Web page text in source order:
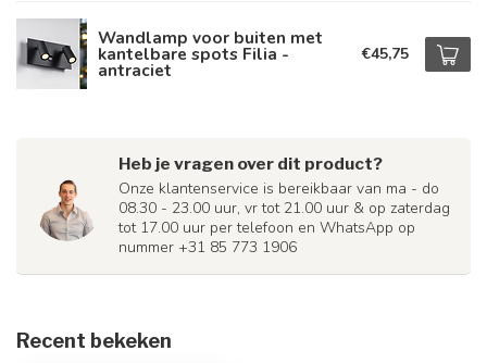
Wandlamp voor buiten met
kantelbare spots Filia -
antraciet
€45,75
Heb je vragen over dit product?
Onze klantenservice is bereikbaar van ma - do
08.30 - 23.00 uur, vr tot 21.00 uur & op zaterdag
tot 17.00 uur per telefoon en WhatsApp op
nummer +31 85 773 1906
Recent bekeken